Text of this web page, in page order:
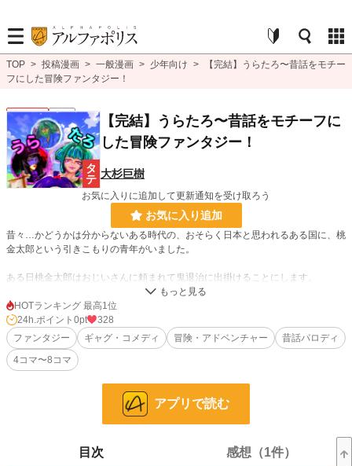
TOP > 投稿漫画 > 一般漫画 > 少年向け >
【完結】うらたろ〜昔話をモチー
フにした冒険ファンタジー！
少年向け 完結
【完結】うらたろ〜昔話をモチーフに
した冒険ファンタジー！
大杉巨樹
お気に入りに追加して更新通知を受け取ろう
お気に入り追加
昔々…かどうかは分からないある時代の、おそらく日本と思われるある国に、桃
金太郎という引きこもりの青年がいました。
ある日桃金太郎はおじいさんに頼まれて鬼退治に出掛けることにします。
途中でギャル風の犬、浮浪者風の猿、怪しい占い師のキジを仲間に引き入れ、鬼
ヶ島を目指すのでした──。
という、桃太郎をモチーフにしたギャグ漫画風冒険ファンタジーです。
漫画 8,550 位 / 8,550 件
2,488 位 / 2,488 件
0 pt
HOTランキング 最高1位
24h.ポイント 0pt
328
ファンタジー
ギャグ・コメディ 冒険・アドベンチャー
昔話パロディ
4コマ〜8コマ
アプリで読む
目次 感想（1件）